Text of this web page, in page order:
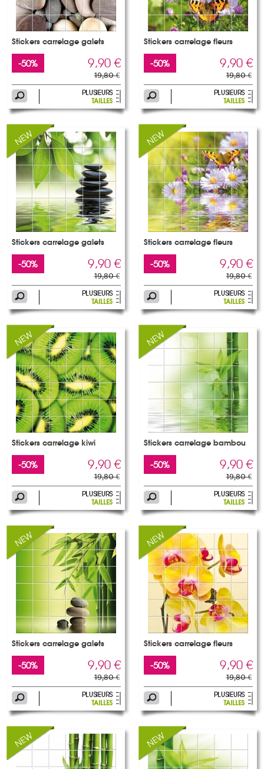
Stickers carrelage galets
-50% 9,90 €
19,80 €
Stickers carrelage fleurs
-50% 9,90 €
19,80 €
Stickers carrelage galets
-50% 9,90 €
19,80 €
Stickers carrelage fleurs
-50% 9,90 €
19,80 €
Stickers carrelage kiwi
-50% 9,90 €
19,80 €
Stickers carrelage bambou
-50% 9,90 €
19,80 €
Stickers carrelage galets
-50% 9,90 €
19,80 €
Stickers carrelage fleurs
-50% 9,90 €
19,80 €